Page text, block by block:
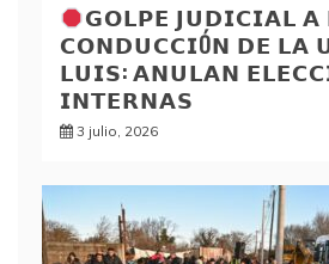
𝗚𝗢𝗟𝗣𝗘 𝗝𝗨𝗗𝗜𝗖𝗜𝗔𝗟 𝗔
𝗖𝗢𝗡𝗗𝗨𝗖𝗖𝗜Ó𝗡 𝗗𝗘 𝗟𝗔
𝗟𝗨𝗜𝗦: 𝗔𝗡𝗨𝗟𝗔𝗡
𝗜𝗡𝗧𝗘𝗥𝗡𝗔𝗦
3 julio, 2026